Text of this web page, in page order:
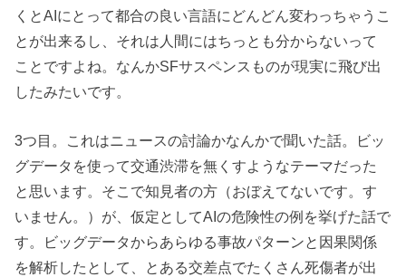
くとAIにとって都合の良い言語にどんどん変わっちゃうこ
とが出来るし、それは人間にはちっとも分からないって
ことですよね。なんかSFサスペンスものが現実に飛び出
したみたいです。
3つ目。これはニュースの討論かなんかで聞いた話。ビッ
グデータを使って交通渋滞を無くすようなテーマだった
と思います。そこで知見者の方（おぼえてないです。す
いません。）が、仮定としてAIの危険性の例を挙げた話で
す。ビッグデータからあらゆる事故パターンと因果関係
を解析したとして、とある交差点でたくさん死傷者が出